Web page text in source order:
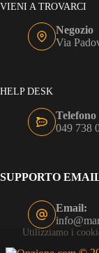
Utilizziamo i
VIENI A TROVARCI
Negozio
Via
HELP DESK
049 738
SUPPORTO
Email: